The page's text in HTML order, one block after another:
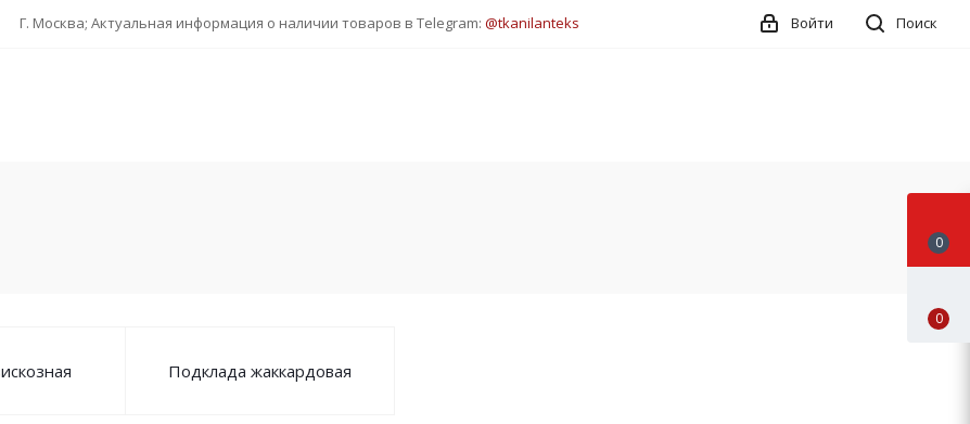
Г. Москва; Актуальная информация о наличии товаров в Telegram: @tkanilanteks Поиск
Войти
Подклада жаккардовая
0
0